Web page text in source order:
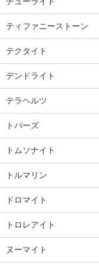
ティファニーストーン
テクタイト
デンドライト
テラヘルツ
トパーズ
トムソナイト
トルマリン
ドロマイト
トロレアイト
ヌーマイト